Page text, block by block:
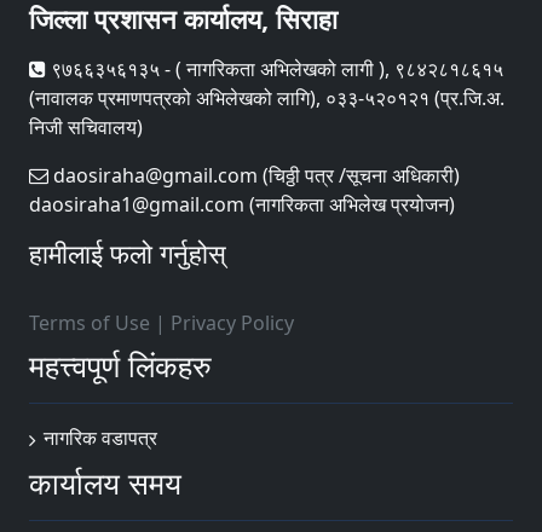
जिल्ला प्रशासन कार्यालय, सिराहा
९७६६३५६१३५ - ( नागरिकता अभिलेखको लागी ), ९८४२८१८६१५
(नावालक प्रमाणपत्रको अभिलेखको लागि), ०३३-५२०१२१ (प्र.जि.अ.
निजी सचिवालय)
daosiraha@gmail.com (चिठ्ठी पत्र /सूचना अधिकारी)
daosiraha1@gmail.com (नागरिकता अभिलेख प्रयोजन)
हामीलाई फलो गर्नुहोस्
Terms of Use | Privacy Policy
महत्त्वपूर्ण लिंकहरु
नागरिक वडापत्र
कार्यालय समय